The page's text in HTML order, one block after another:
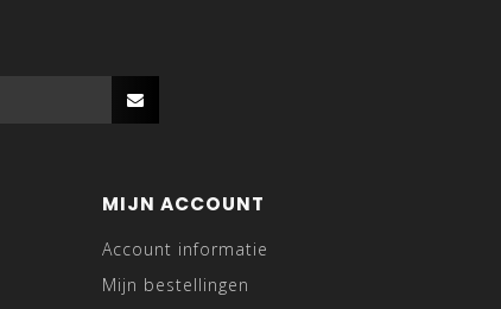
MIJN ACCOUNT
Account informatie
Mijn bestellingen